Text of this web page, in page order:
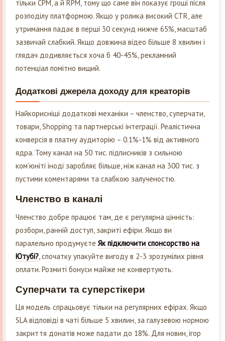
тільки CPM, а й RPM, тому що саме він показує гроші після
розподілу платформою. Якщо у ролика високий CTR, але
утримання падає в перші 30 секунд нижче 65%, масштаб
зазвичай слабкий. Якщо довжина відео більше 8 хвилин і
глядач додивляється хоча б 40-45%, рекламний
потенціал помітно вищий.
Додаткові джерела доходу для креаторів
Найкорисніші додаткові механіки – членство, суперчати,
товари, Shopping та партнерські інтеграції. Реалістична
конверсія в платну аудиторію – 0.1%-1% від активного
ядра. Тому канал на 50 тис. підписників з сильною
ком’юніті іноді заробляє більше, ніж канал на 300 тис. з
пустими коментарями та слабкою залученостю.
Членство в каналі
Членство добре працює там, де є регулярна цінність:
розбори, ранній доступ, закриті ефіри. Якщо ви
паралельно продумуєте Як підключити спонсорство на
Ютубі? , спочатку упакуйте вигоду в 2-3 зрозумілих рівня
оплати. Розмиті бонуси майже не конвертують.
Суперчати та суперстікери
Ця модель спрацьовує тільки на регулярних ефірах. Якщо
SLA відповіді в чаті більше 5 хвилин, за галузевою нормою
закриття донатів може падати до 18%. Для новин, ігор